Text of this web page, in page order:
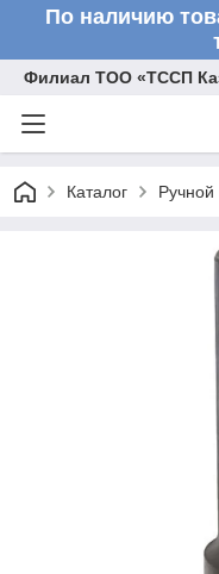
По наличию
Филиал ТОО «ТССП
Каталог Ручной